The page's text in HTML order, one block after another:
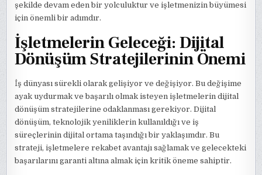
şekilde devam eden bir yolculuktur ve işletmenizin büyümesi
için önemli bir adımdır.
İşletmelerin Geleceği: Dijital
Dönüşüm Stratejilerinin Önemi
İş dünyası sürekli olarak gelişiyor ve değişiyor. Bu değişime
ayak uydurmak ve başarılı olmak isteyen işletmelerin dijital
dönüşüm stratejilerine odaklanması gerekiyor. Dijital
dönüşüm, teknolojik yeniliklerin kullanıldığı ve iş
süreçlerinin dijital ortama taşındığı bir yaklaşımdır. Bu
strateji, işletmelere rekabet avantajı sağlamak ve gelecekteki
başarılarını garanti altına almak için kritik öneme sahiptir.